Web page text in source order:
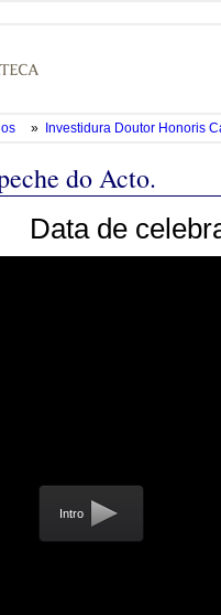
» Investidura Doutor Honoris
do Acto.
Data de
Intro